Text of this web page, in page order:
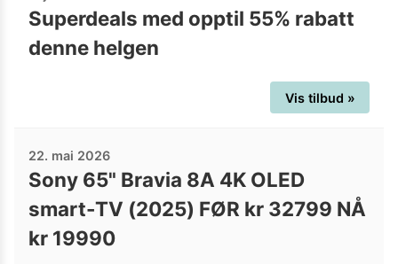
Superdeals med opptil 55% rabatt
denne helgen
Vis tilbud »
22. mai 2026
Sony 65" Bravia 8A 4K OLED
smart-TV (2025) FØR kr 32799 NÅ
kr 19990